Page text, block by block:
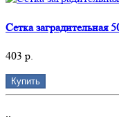
Сетка
403 р.
Купить
..